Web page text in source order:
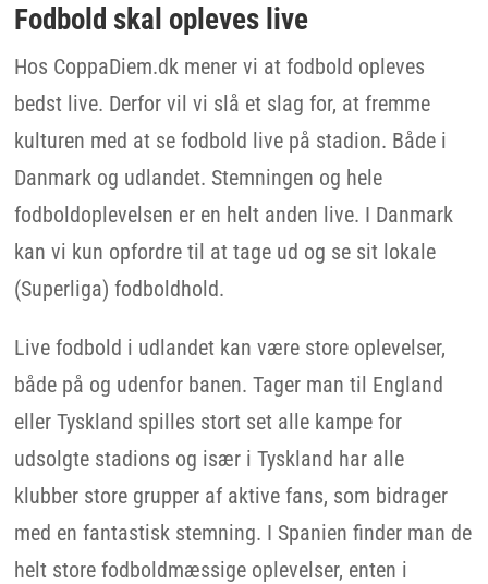
Fodbold skal opleves live
Hos CoppaDiem.dk mener vi at fodbold opleves
bedst live. Derfor vil vi slå et slag for, at fremme
kulturen med at se fodbold live på stadion. Både i
Danmark og udlandet. Stemningen og hele
fodboldoplevelsen er en helt anden live. I Danmark
kan vi kun opfordre til at tage ud og se sit lokale
(Superliga) fodboldhold.
Live fodbold i udlandet kan være store oplevelser,
både på og udenfor banen. Tager man til England
eller Tyskland spilles stort set alle kampe for
udsolgte stadions og især i Tyskland har alle
klubber store grupper af aktive fans, som bidrager
med en fantastisk stemning. I Spanien finder man de
helt store fodboldmæssige oplevelser, enten i